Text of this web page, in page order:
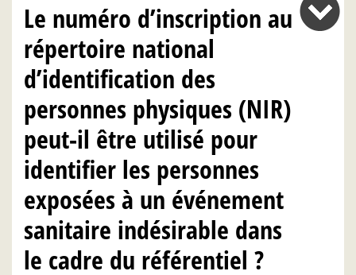
Le numéro d’inscription au
répertoire national
d’identification des
personnes physiques (NIR)
peut-il être utilisé pour
identifier les personnes
exposées à un événement
sanitaire indésirable dans
le cadre du référentiel ?